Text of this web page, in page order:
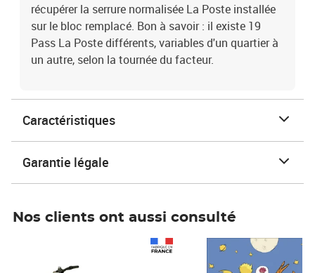
récupérer la serrure normalisée La Poste installée
sur le bloc remplacé. Bon à savoir : il existe 19
Pass La Poste différents, variables d'un quartier à
un autre, selon la tournée du facteur.
Caractéristiques
Garantie légale
Nos clients ont aussi consulté
Prix 7,50€